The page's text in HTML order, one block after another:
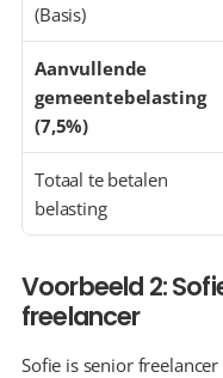
(Basis)
Aanvullende
gemeentebelasting
(7,5%)
Totaal te betalen
belasting
Voorbeeld 2:
freelancer
Sofie is senior